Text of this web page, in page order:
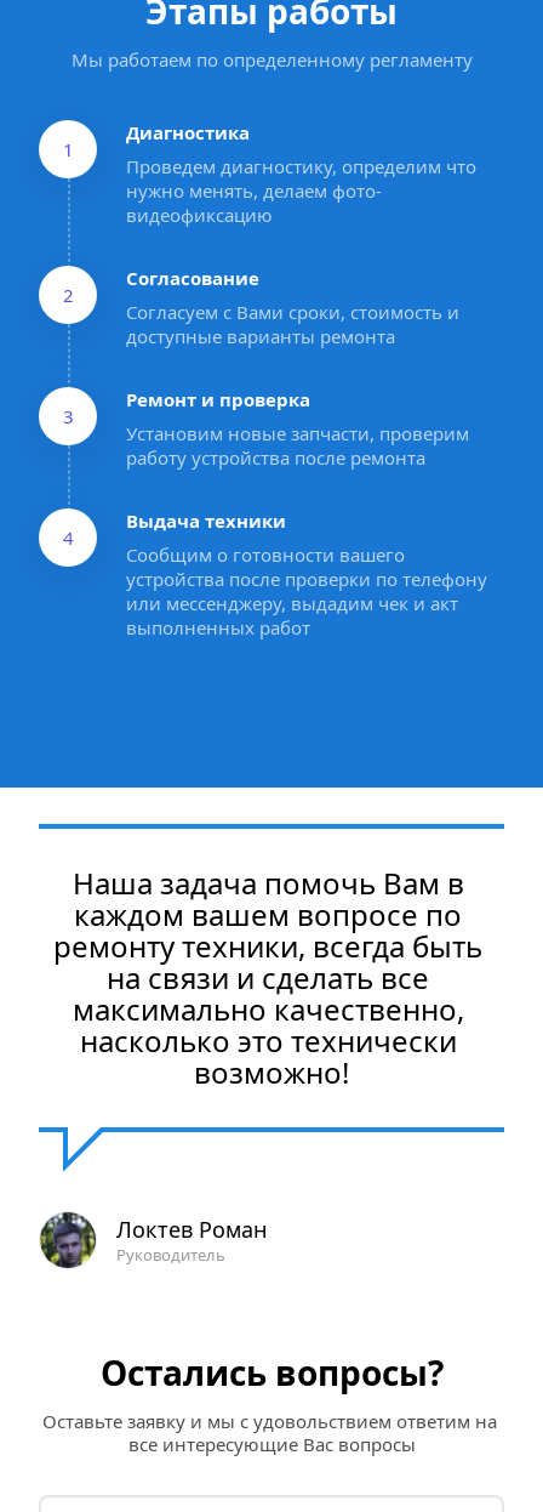
Этапы работы
Мы работаем по определенному регламенту
1
Диагностика
Проведем диагностику, определим что
нужно менять, делаем фото-
видеофиксацию
2
Согласование
Согласуем с Вами сроки, стоимость и
доступные варианты ремонта
3
Ремонт и проверка
Установим новые запчасти, проверим
работу устройства после ремонта
4
Выдача техники
Сообщим о готовности вашего
устройства после проверки по телефону
или мессенджеру, выдадим чек и акт
выполненных работ
Наша задача помочь Вам в
каждом вашем вопросе по
ремонту техники, всегда быть
на связи и сделать все
максимально качественно,
насколько это технически
возможно!
Локтев Роман
Руководитель
Остались вопросы?
Оставьте заявку и мы с удовольствием ответим на
все интересующие Вас вопросы